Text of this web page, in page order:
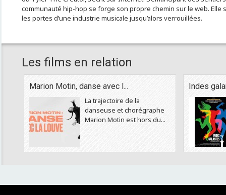
communauté hip-hop se forge son propre chemin sur le web. Elle
les portes d’une industrie musicale jusqu’alors verrouillées.
Les films en relation
Marion Motin, danse avec l...
La trajectoire de la
danseuse et chorégraphe
Marion Motin est hors du...
Indes